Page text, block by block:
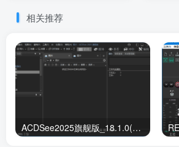
相关推荐
ACDSee2025旗舰版_18.1.0(4080) 官方简体中文破解版